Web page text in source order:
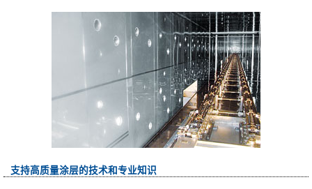
支持高质量涂层的技术和专业知识